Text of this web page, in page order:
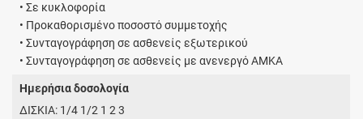
• Σε κυκλοφορία
• Προκαθορισμένο ποσοστό συμμετοχής
• Συνταγογράφηση σε ασθενείς εξωτερικού
• Συνταγογράφηση σε ασθενείς με ανενεργό ΑΜΚΑ
Ημερήσια δοσολογία
ΔΙΣΚΙΑ: 1/4 1/2 1 2 3